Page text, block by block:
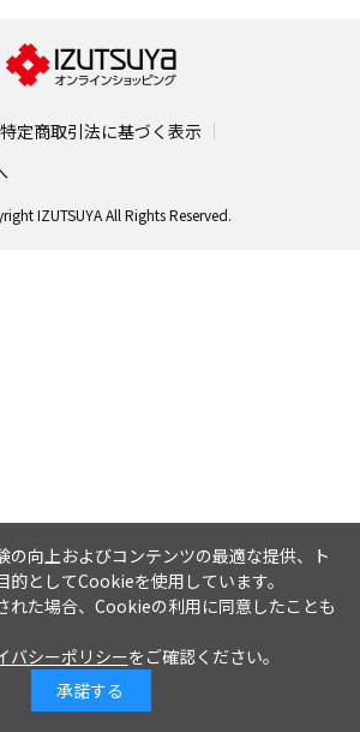
特定商取引法に基づく表示
IZUTSUYA All Rights Reserved.
の向上およびコンテンツの最適な提供、ト
的としてCookieを使用しています。
れた場合、Cookieの利用に同意したことも
バシーポリシーをご確認ください。
承諾する